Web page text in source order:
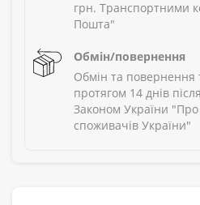
грн. Транспортними
Пошта"
Обмін/повернення
Обмін та повернення
протягом 14 днів
Законом України
споживачів України"